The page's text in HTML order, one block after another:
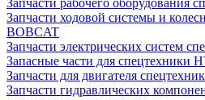
Запчасти рабочего оборудования
Запчасти ходовой системы и
BOBCAT
Запчасти электрических систем
Запасные части для спецтехники
Запчасти для двигателя
Запчасти гидравлических